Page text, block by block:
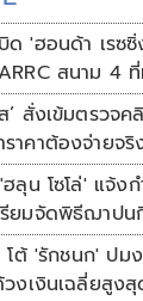
'ฮอนด้า เรซ
สนาม 4
’ สั่งเข้มตรวจ
าคาต้องจ่ายจริ
ลุน โซโล่' แจ้ง
ยมจัดพิธีฌาปน
โต้ 'รักชนก' ปม
วงเงินเฉลี่ยสูงสุ